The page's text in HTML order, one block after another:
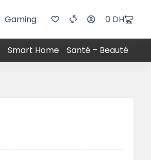
Gaming 0 DH
Smart Home Santé – Beauté